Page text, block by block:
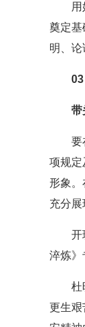
奠定
明、论
03
带
要
项规定
形象。
充分展
开
淬炼》
杜
更生艰